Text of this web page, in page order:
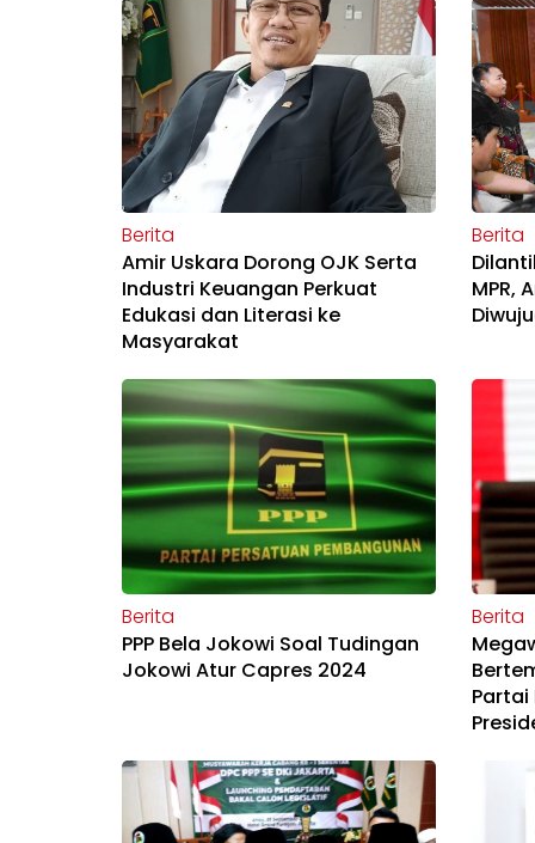
Berita
Amir Uskara Dorong OJK Serta
Industri Keuangan Perkuat
Edukasi dan Literasi ke
Masyarakat
Berita
MPR,
Berita
PPP Bela Jokowi Soal Tudingan
Jokowi Atur Capres 2024
Berita
Partai